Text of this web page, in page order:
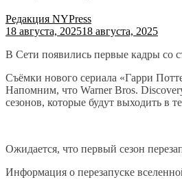
Редакция NYPress
18 августа, 202518 августа, 2025
В Сети появились первые кадры со
Съёмки нового сериала «Гарри
Напомним, что Warner Bros.
сезонов, которые будут выходить в
Ожидается, что первый сезон
Информация о перезапуске